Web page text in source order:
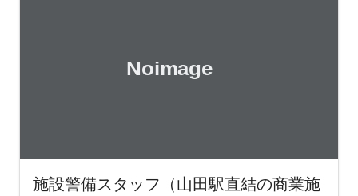
施設警備スタッフ（山田駅直結の商業施